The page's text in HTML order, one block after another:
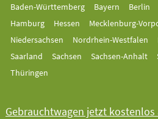
Baden-Württemberg Bayern Berlin
Hamburg
Hessen
Mecklenburg-
Niedersachsen
Nordrhein-Westfalen
Saarland
Sachsen Sachsen-Anhalt
Thüringen
Gebrauchtwagen jetzt